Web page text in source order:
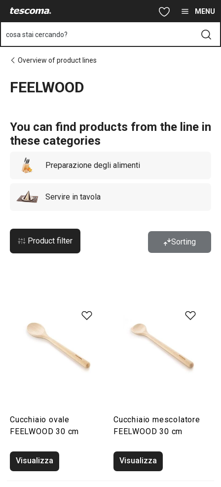
Vai al contenuto principale MENU
cosa stai cercando?
Overview of product lines
FEELWOOD
You can find products from the line in
these categories
Preparazione degli alimenti
Servire in tavola
Product filter Sorting
Cucchiaio ovale
FEELWOOD 30 cm
Visualizza
Cucchiaio mescolatore
FEELWOOD 30 cm
Visualizza